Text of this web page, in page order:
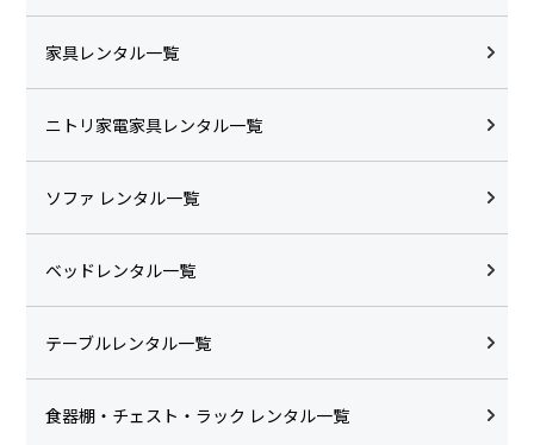
家具レンタル一覧
ニトリ家電家具レンタル一覧
ソファ レンタル一覧
ベッドレンタル一覧
テーブルレンタル一覧
食器棚・チェスト・ラック レンタル一覧